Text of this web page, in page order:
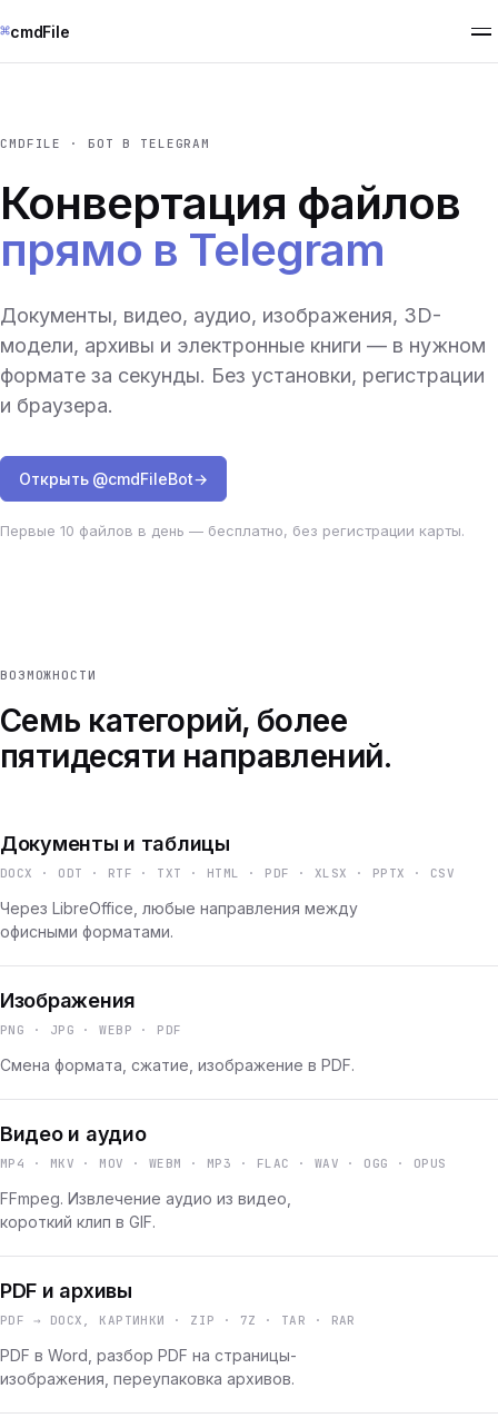
⌘cmdFile
CMDFILE · БОТ В TELEGRAM
Конвертация файлов
прямо в Telegram
Документы, видео, аудио, изображения, 3D-
модели, архивы и электронные книги — в нужном
формате за секунды. Без установки, регистрации
и браузера.
Открыть @cmdFileBot→
Первые 10 файлов в день — бесплатно, без регистрации карты.
ВОЗМОЖНОСТИ
Семь категорий, более
пятидесяти направлений.
Документы и таблицы
DOCX · ODT · RTF · TXT · HTML · PDF · XLSX · PPTX · CSV
Через LibreOffice, любые направления между
офисными форматами.
Изображения
PNG · JPG · WEBP · PDF
Смена формата, сжатие, изображение в PDF.
Видео и аудио
MP4 · MKV · MOV · WEBM · MP3 · FLAC · WAV · OGG · OPUS
FFmpeg. Извлечение аудио из видео,
короткий клип в GIF.
PDF и архивы
PDF → DOCX, КАРТИНКИ · ZIP · 7Z · TAR · RAR
PDF в Word, разбор PDF на страницы-
изображения, переупаковка архивов.